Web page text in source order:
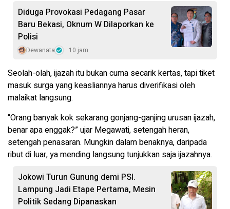
Diduga Provokasi Pedagang Pasar
Baru Bekasi, Oknum W Dilaporkan ke
Polisi
Dewanata 10 jam
Seolah-olah, ijazah itu bukan cuma secarik kertas, tapi tiket
masuk surga yang keasliannya harus diverifikasi oleh
malaikat langsung.
“Orang banyak kok sekarang gonjang-ganjing urusan ijazah,
benar apa enggak?” ujar Megawati, setengah heran,
setengah penasaran. Mungkin dalam benaknya, daripada
ribut di luar, ya mending langsung tunjukkan saja ijazahnya.
Jokowi Turun Gunung demi PSI.
Lampung Jadi Etape Pertama, Mesin
Politik Sedang Dipanaskan